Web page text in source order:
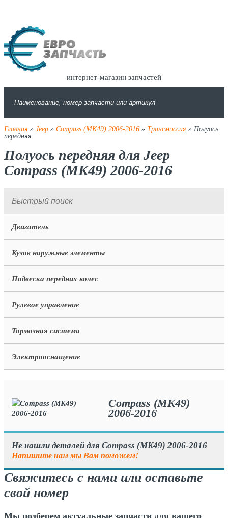
интернет-магазин запчастей
Главная » Jeep» Compass (MK49) 2006-2016» Трансмиссия » Полуось
передняя
Полуось передняя для Jeep
Compass (MK49) 2006-2016
Двигатель
Кузов наружные элементы
Подвеска передних колес
Рулевое управление
Тормозная система
Электрооснащение
Compass (MK49)
2006-2016
Не нашли деталей для Compass (MK49) 2006-2016
Напишите нам мы Вам поможем!
Свяжитесь с нами или оставьте
свой номер
Мы подберем актуальные запчасти для вашего